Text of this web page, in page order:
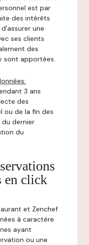
est par
des intérêts
une
ses clients
des
sont apportées.
3 ans
des
ou de la fin des
dernier
du
en click
et Zenchef
à caractère
ayant
ou une